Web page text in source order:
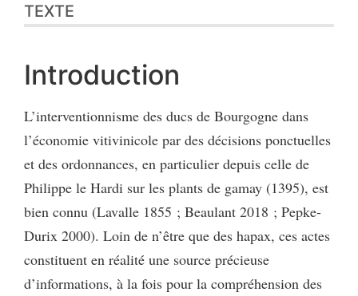
TEXTE
Introduction
L’interventionnisme des ducs de Bourgogne dans
l’économie vitivinicole par des décisions ponctuelles
et des ordonnances, en particulier depuis celle de
Philippe le Hardi sur les plants de gamay (1395), est
bien connu (Lavalle 1855 ; Beaulant 2018 ; Pepke-
Durix 2000). Loin de n’être que des hapax, ces actes
constituent en réalité une source précieuse
d’informations, à la fois pour la compréhension des